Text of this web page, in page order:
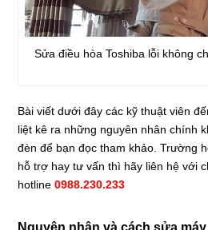
Sửa điều hòa Toshiba lỗi không
Bài viết dưới đây các kỹ thuật viên
liệt kê ra những nguyên nhân chính
đèn để bạn đọc tham khảo. Trường
hỗ trợ hay tư vấn thì hãy liên hệ với
hotline0988.230.233